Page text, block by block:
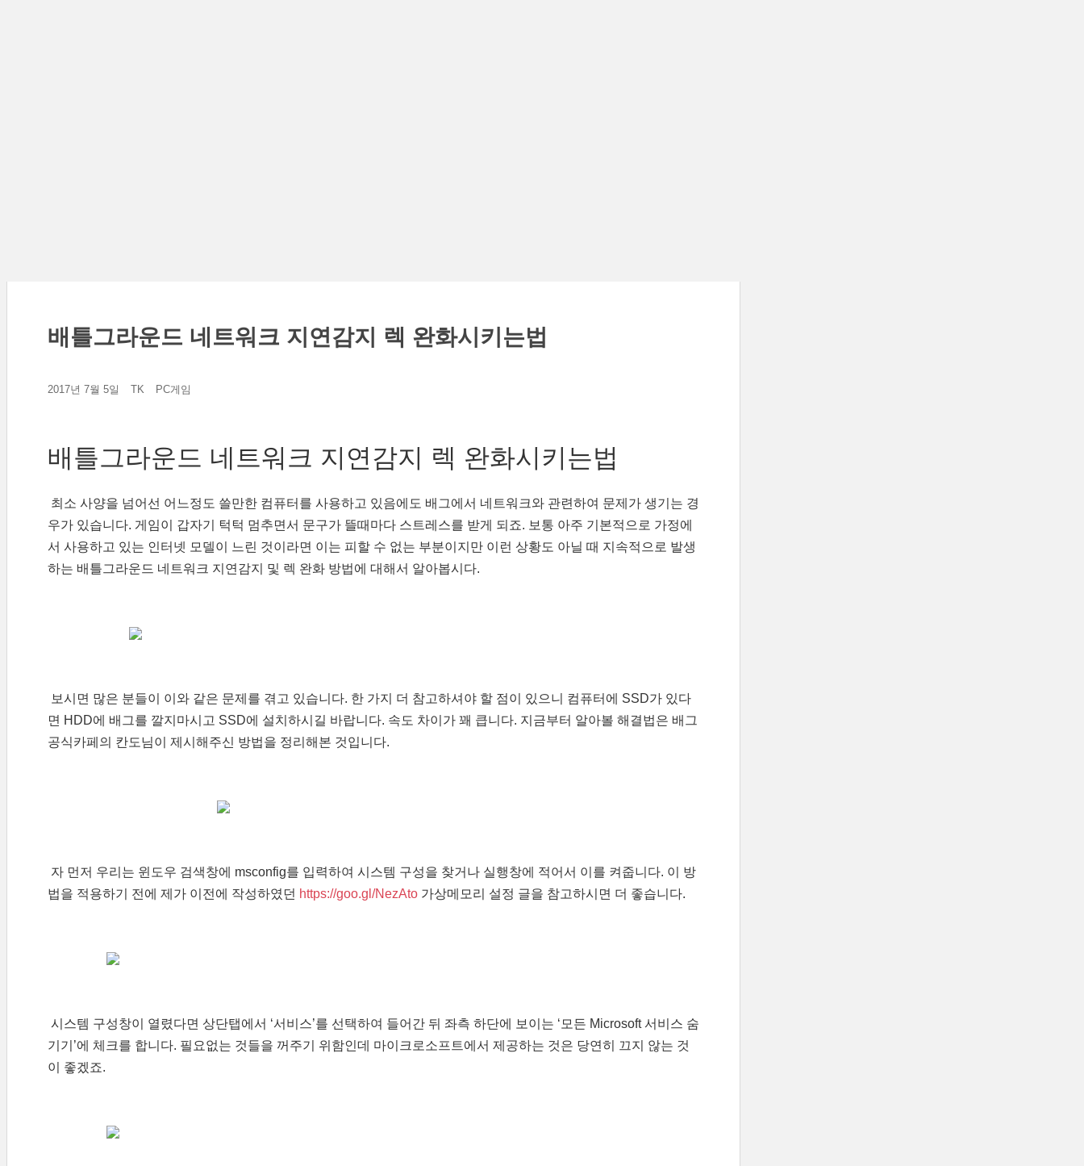
배틀그라운드 네트워크 지연감지 렉 완화시키는법
2017년 7월 5일 TK PC게임
배틀그라운드 네트워크 지연감지 렉 완화시키는법
최소 사양을 넘어선 어느정도 쓸만한 컴퓨터를 사용하고 있음에도 배그에서 네트워크와 관련하여 문제가 생기는 경
우가 있습니다. 게임이 갑자기 턱턱 멈추면서 문구가 뜰때마다 스트레스를 받게 되죠. 보통 아주 기본적으로 가정에
서 사용하고 있는 인터넷 모델이 느린 것이라면 이는 피할 수 없는 부분이지만 이런 상황도 아닐 때 지속적으로 발생
하는 배틀그라운드 네트워크 지연감지 및 렉 완화 방법에 대해서 알아봅시다.
보시면 많은 분들이 이와 같은 문제를 겪고 있습니다. 한 가지 더 참고하셔야 할 점이 있으니 컴퓨터에 SSD가 있다
면 HDD에 배그를 깔지마시고 SSD에 설치하시길 바랍니다. 속도 차이가 꽤 큽니다. 지금부터 알아볼 해결법은 배그
공식카페의 칸도님이 제시해주신 방법을 정리해본 것입니다.
자 먼저 우리는 윈도우 검색창에 msconfig를 입력하여 시스템 구성을 찾거나 실행창에 적어서 이를 켜줍니다. 이 방
법을 적용하기 전에 제가 이전에 작성하였던 https://goo.gl/NezAto 가상메모리 설정 글을 참고하시면 더 좋습니다.
시스템 구성창이 열렸다면 상단탭에서 ‘서비스’를 선택하여 들어간 뒤 좌측 하단에 보이는 ‘모든 Microsoft 서비스 숨
기기’에 체크를 합니다. 필요없는 것들을 꺼주기 위함인데 마이크로소프트에서 제공하는 것은 당연히 끄지 않는 것
이 좋겠죠.